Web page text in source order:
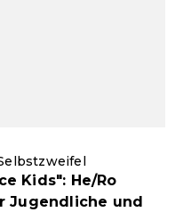
Kids": He/Ro
Jugendliche und